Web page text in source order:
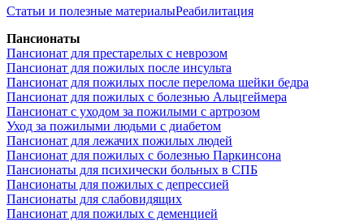
Статьи и полезные материалыРеабилитация
Пансионаты
Пансионат для престарелых с неврозом
Пансионат для пожилых после инсульта
Пансионат для пожилых после перелома шейки бедра
Пансионат для пожилых с болезнью Альцгеймера
Пансионат с уходом за пожилыми с артрозом
Уход за пожилыми людьми с диабетом
Пансионат для лежачих пожилых людей
Пансионат для пожилых с болезнью Паркинсона
Пансионаты для психически больных в СПБ
Пансионаты для пожилых с депрессией
Пансионаты для слабовидящих
Пансионат для пожилых с деменцией